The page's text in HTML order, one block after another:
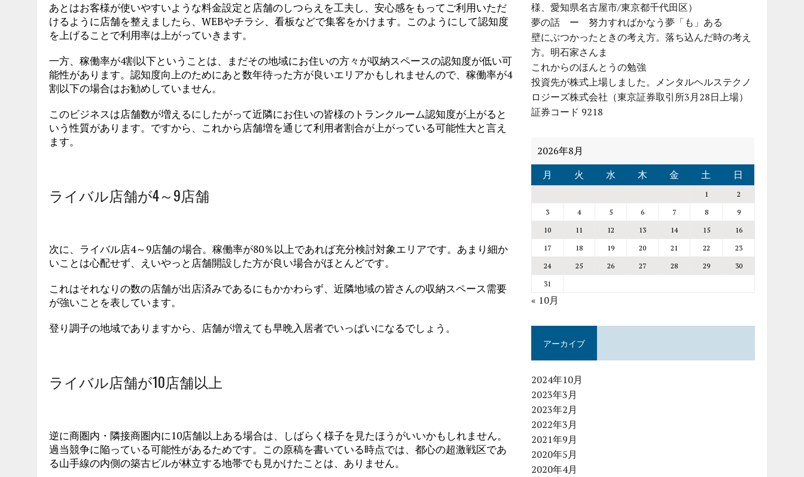
あとはお客様が使いやすいような料金設定と店舗のしつらえを工夫し、安心感をもってご利用いただ
けるように店舗を整えましたら、WEBやチラシ、看板などで集客をかけます。このようにして認知度
を上げることで利用率は上がっていきます。
一方、稼働率が4割以下ということは、まだその地域にお住いの方々が収納スペースの認知度が低い可
能性があります。認知度向上のためにあと数年待った方が良いエリアかもしれませんので、稼働率が4
割以下の場合はお勧めしていません。
このビジネスは店舗数が増えるにしたがって近隣にお住いの皆様のトランクルーム認知度が上がると
いう性質があります。ですから、これから店舗増を通じて利用者割合が上がっている可能性大と言え
ます。
ライバル店舗が4～9店舗
次に、ライバル店4～9店舗の場合。稼働率が80％以上であれば充分検討対象エリアです。あまり細か
いことは心配せず、えいやっと店舗開設した方が良い場合がほとんどです。
これはそれなりの数の店舗が出店済みであるにもかかわらず、近隣地域の皆さんの収納スペース需要
が強いことを表しています。
登り調子の地域でありますから、店舗が増えても早晩入居者でいっぱいになるでしょう。
ライバル店舗が10店舗以上
逆に商圏内・隣接商圏内に10店舗以上ある場合は、しばらく様子を見たほうがいいかもしれません。
過当競争に陥っている可能性があるためです。この原稿を書いている時点では、都心の超激戦区であ
る山手線の内側の築古ビルが林立する地帯でも見かけたことは、ありません。
様、愛知県名古屋市/東京都千代田区）
夢の話 ー 努力すればかなう夢「も」ある
壁にぶつかったときの考え方。落ち込んだ時の考え
方。明石家さんま
これからのほんとうの勉強
投資先が株式上場しました。メンタルヘルステクノ
ロジーズ株式会社（東京証券取引所3月28日上場）
証券コード 9218
2026年8月
月
火 水 木 金 土 日
1
2
3
4 5 6 7 8
9
10
11 12 13 14 15
16
17
18 19 20 21 22
23
24
25 26 27 28 29
30
31
« 10月
アーカイブ
2024年10月
2023年3月
2023年2月
2022年3月
2021年9月
2020年5月
2020年4月